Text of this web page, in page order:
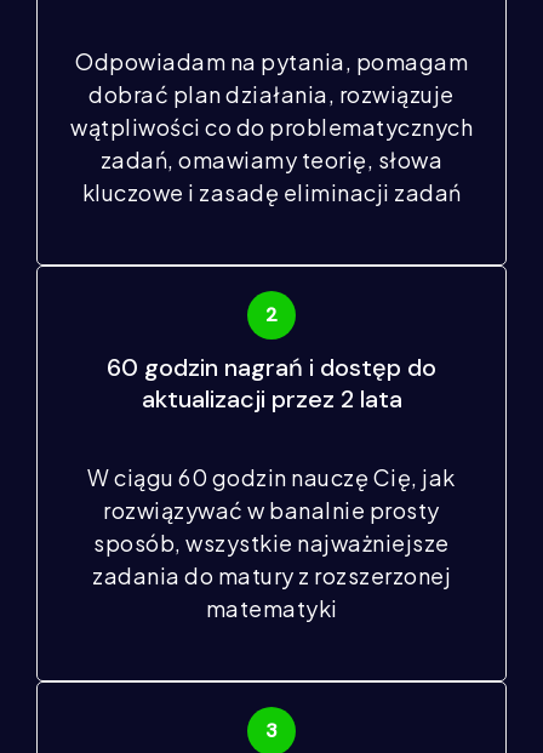
Odpowiadam na pytania, pomagam
dobrać plan działania, rozwiązuje
wątpliwości co do problematycznych
zadań, omawiamy teorię, słowa
kluczowe i zasadę eliminacji zadań
60 godzin nagrań i dostęp do
aktualizacji przez 2 lata
W ciągu 60 godzin nauczę Cię, jak
rozwiązywać w banalnie prosty
sposób, wszystkie najważniejsze
zadania do matury z rozszerzonej
matematyki